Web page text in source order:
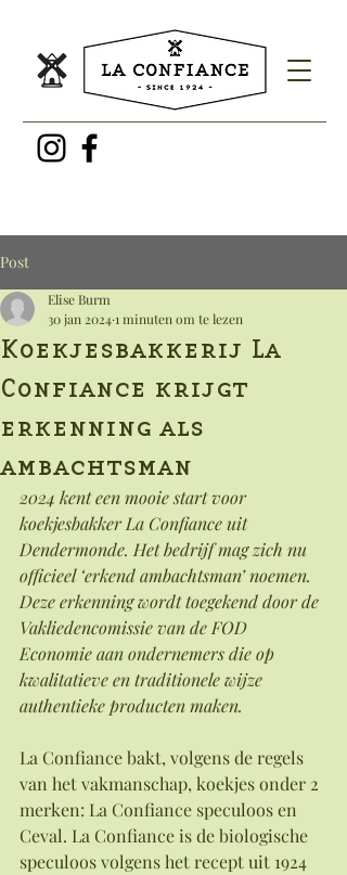
Post
Koekjesbakkerij La
Confiance krijgt
erkenning als
ambachtsman
Elise Burm
30 jan 2024 1 minuten om te lezen
2024 kent een mooie start voor
koekjesbakker La Confiance uit
Dendermonde. Het bedrijf mag zich nu
officieel ‘erkend ambachtsman’ noemen.
Deze erkenning wordt toegekend door de
Vakliedencomissie van de FOD
Economie aan ondernemers die op
kwalitatieve en traditionele wijze
authentieke producten maken.
La Confiance bakt, volgens de regels
van het vakmanschap, koekjes onder 2
merken: La Confiance speculoos en
Ceval. La Confiance is de biologische
speculoos volgens het recept uit 1924